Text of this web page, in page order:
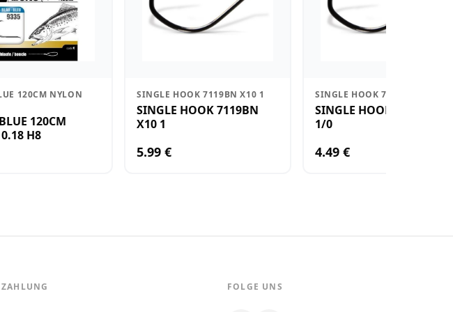
120CM NYLON
120CM
H8
SINGLE HOOK 7119BN X10 1
SINGLE HOOK 7119BN
X10 1
5.99 €
SINGLE HOOK 7119BN X5 1/0
SINGLE HOOK 7119BN X5
1/0
4.49 €
ZAHLUNG FOLGE UNS